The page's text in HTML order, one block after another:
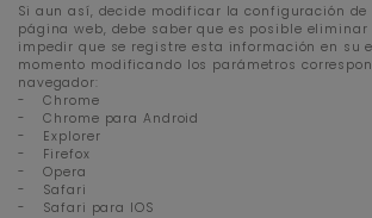
Si aun así, decide modificar la configuración de
página web, debe saber que es posible eliminar
impedir que se registre esta información en su
momento modificando los parámetros
navegador:
-Chrome
-Chrome para Android
- Explorer
- Firefox
-Opera
- Safari
- Safari para IOS